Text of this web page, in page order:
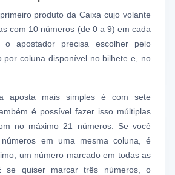
produto da Caixa cujo volante
com 10 números (de 0 a 9) em cada
o apostador precisa escolher pelo
por coluna disponível no bilhete e, no
aposta mais simples é com sete
é possível fazer isso múltiplas
no máximo 21 números. Se você
em uma mesma coluna, é
um número marcado em todas as
se quiser marcar três números, o